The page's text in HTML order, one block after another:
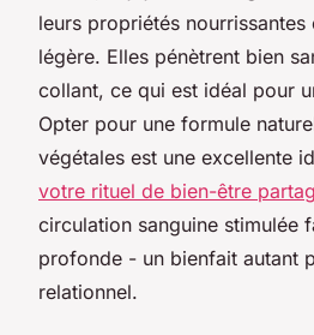
leurs propriétés nourrissantes
légère. Elles pénètrent bien
collant, ce qui est idéal pour
Opter pour une formule
végétales est une excellente
votre rituel de bien-être
circulation sanguine stimulée
profonde - un bienfait autant
relationnel.